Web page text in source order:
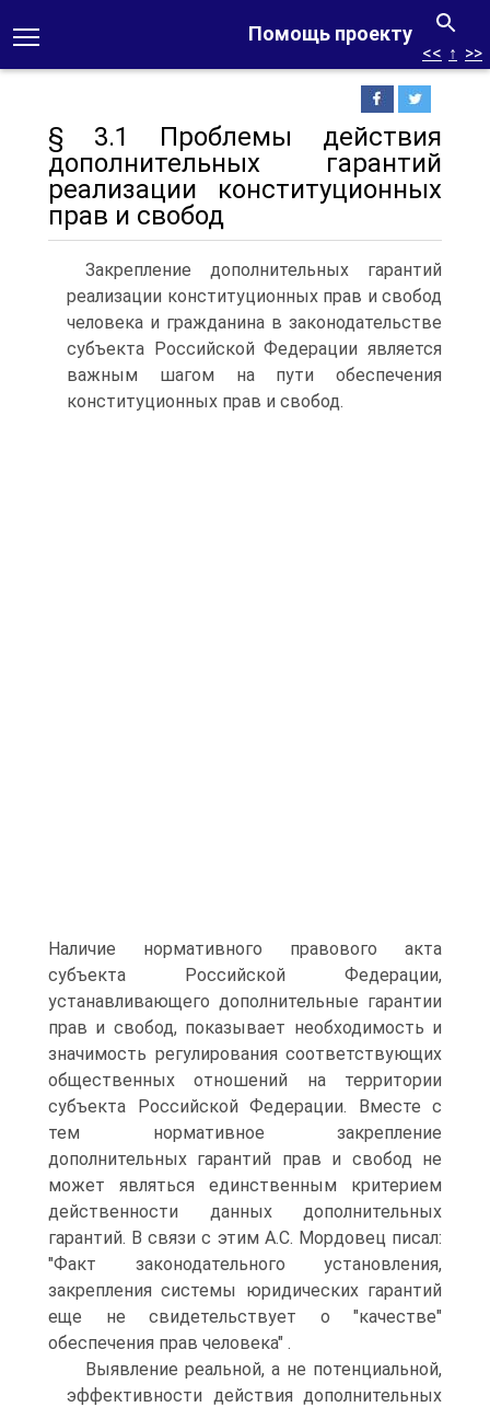
Помощь проекту
<< ↑ >>
§ 3.1 Проблемы действия
дополнительных гарантий
реализации конституционных
прав и свобод
Закрепление дополнительных гарантий
реализации конституционных прав и свобод
человека и гражданина в законодательстве
субъекта Российской Федерации является
важным шагом на пути обеспечения
конституционных прав и свобод.
Наличие нормативного правового акта
субъекта Российской Федерации,
устанавливающего дополнительные гарантии
прав и свобод, показывает необходимость и
значимость регулирования соответствующих
общественных отношений на территории
субъекта Российской Федерации. Вместе с
тем нормативное закрепление
дополнительных гарантий прав и свобод не
может являться единственным критерием
действенности данных дополнительных
гарантий. В связи с этим А.С. Мордовец писал:
"Факт законодательного установления,
закрепления системы юридических гарантий
еще не свидетельствует о "качестве"
обеспечения прав человека" .
Выявление реальной, а не потенциальной,
эффективности действия дополнительных